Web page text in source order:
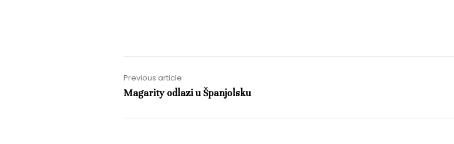
Previous article
Magarity odlazi u Španjolsku